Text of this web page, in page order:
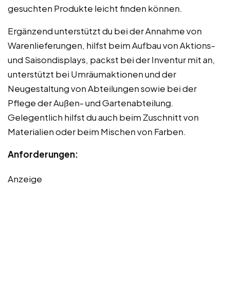
gesuchten Produkte leicht finden können.
Ergänzend unterstützt du bei der Annahme von
Warenlieferungen, hilfst beim Aufbau von Aktions-
und Saisondisplays, packst bei der Inventur mit an,
unterstützt bei Umräumaktionen und der
Neugestaltung von Abteilungen sowie bei der
Pflege der Außen- und Gartenabteilung.
Gelegentlich hilfst du auch beim Zuschnitt von
Materialien oder beim Mischen von Farben.
Anforderungen:
Anzeige